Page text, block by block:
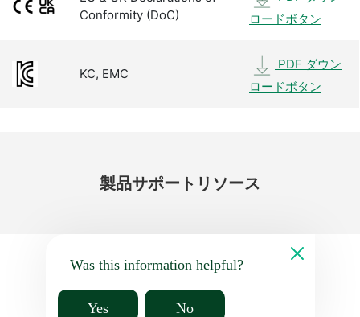
Conformity (DoC)
ロードボタン
KC, EMC
PDF ダウン
ロードボタン
製品サポート リソース
Was this information helpful?
Yes No